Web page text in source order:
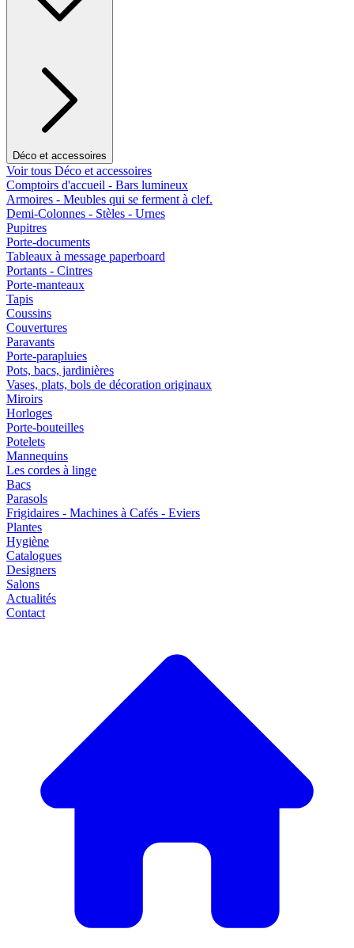
Déco et accessoires
Voir tous Déco et accessoires
Comptoirs d'accueil - Bars lumineux
Armoires - Meubles qui se ferment à clef.
Demi-Colonnes - Stèles - Urnes
Pupitres
Porte-documents
Tableaux à message paperboard
Portants - Cintres
Porte-manteaux
Tapis
Coussins
Couvertures
Paravants
Porte-parapluies
Pots, bacs, jardinières
Vases, plats, bols de décoration originaux
Miroirs
Horloges
Porte-bouteilles
Potelets
Mannequins
Les cordes à linge
Bacs
Parasols
Frigidaires - Machines à Cafés - Eviers
Plantes
Hygiène
Catalogues
Designers
Salons
Actualités
Contact